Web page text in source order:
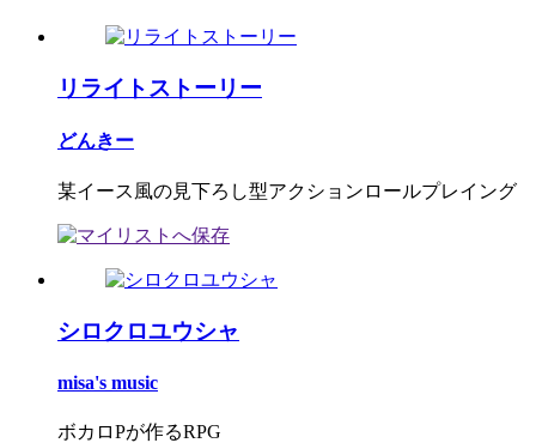
リライトストーリー
どんきー
某イース風の見下ろし型アクションロールプレイング
シロクロユウシャ
misa's music
ボカロPが作るRPG